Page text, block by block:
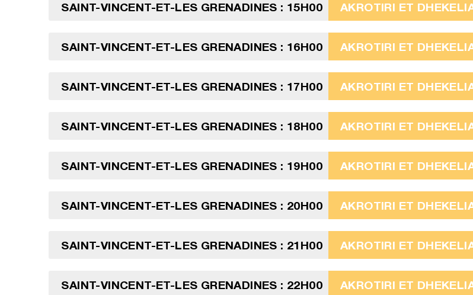
SAINT-VINCENT-ET-LES GRENADINES : 15H00 AKROTIRI ET
SAINT-VINCENT-ET-LES GRENADINES : 16H00 AKROTIRI ET
SAINT-VINCENT-ET-LES GRENADINES : 17H00 AKROTIRI ET
SAINT-VINCENT-ET-LES GRENADINES : 18H00 AKROTIRI ET
SAINT-VINCENT-ET-LES GRENADINES : 19H00 AKROTIRI ET
SAINT-VINCENT-ET-LES GRENADINES : 20H00 AKROTIRI ET
SAINT-VINCENT-ET-LES GRENADINES : 21H00 AKROTIRI ET
SAINT-VINCENT-ET-LES GRENADINES : 22H00 AKROTIRI ET